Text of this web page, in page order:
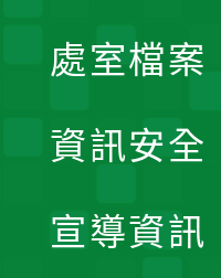
處室檔案
資訊安全
宣導資訊